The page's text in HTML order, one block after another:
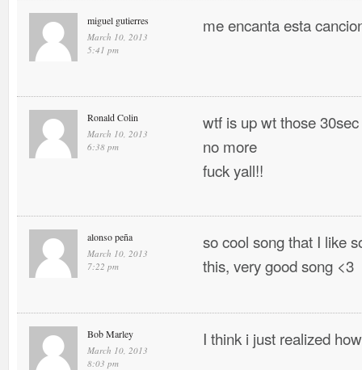
miguel gutierres
March 10, 2013
5:41 pm
me encanta esta
Ronald Colin
March 10, 2013
6:38 pm
wtf is up wt those
no more
fuck yall!!
alonso peña
March 10, 2013
7:22 pm
so cool song that I like
this, very good song <3
Bob Marley
March 10, 2013
8:03 pm
I think i just realized